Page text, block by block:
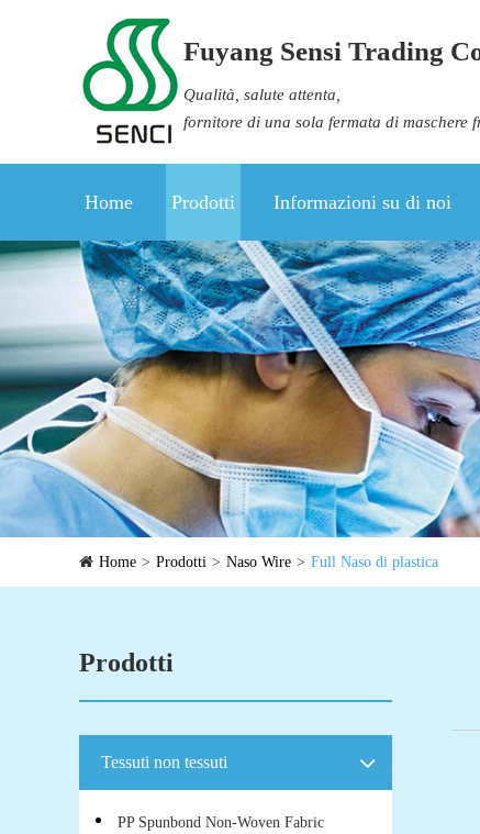
Fuyang Sensi Trading
Qualità, salute attenta,
fornitore di una sola fermata di maschere
Home Prodotti Informazioni su di noi
Home Prodotti Naso Wire Full Naso di plastica
Prodotti
Tessuti non tessuti
PP Spunbond Non-Woven Fabric